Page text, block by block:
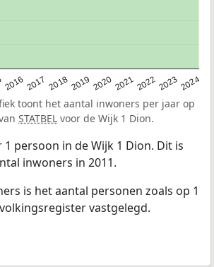
20162017 20182019 20202021202220232024
toont het aantal inwoners per jaar op
STATBEL voor de Wijk 1 Dion.
1 persoon in de Wijk 1 Dion. Dit is
inwoners in 2011.
is het aantal personen zoals op 1
vastgelegd.